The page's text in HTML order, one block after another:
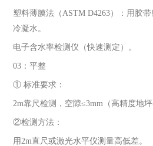
塑料薄膜法（ASTM D4263）：用胶
冷凝水。
电子含水率检测仪（快速测定）。
03：平整
① 标准要求：
2m靠尺检测，空隙≤3mm（高精度地坪
②检测方法：
用2m直尺或激光水平仪测量高低差。